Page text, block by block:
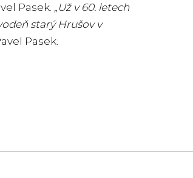
Pasek. „Už v 60. letech
starý Hrušov v
Pasek.